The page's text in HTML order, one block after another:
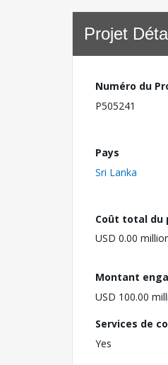
Projet
Numéro du
P505241
Pays
Sri Lanka
Coût total du
USD 0.00
Montant
USD 100.00
Services de
Yes